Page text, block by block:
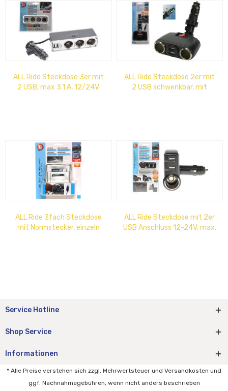
ALL Ride Steckdose 3er mit
2 USB, max 3.1 A, 12/24V
ALL Ride Steckdose 2er mit
2 USB schwenkbar, mit
ALL Ride 3fach Steckdose
mit Normstecker, einzeln
ALL Ride Steckdose mit 2er
USB Anschluss 12-24V, max.
Service Hotline
Shop Service
Informationen
* Alle Preise verstehen sich zzgl. Mehrwertsteuer und Versandkosten und
ggf. Nachnahmegebühren, wenn nicht anders beschrieben